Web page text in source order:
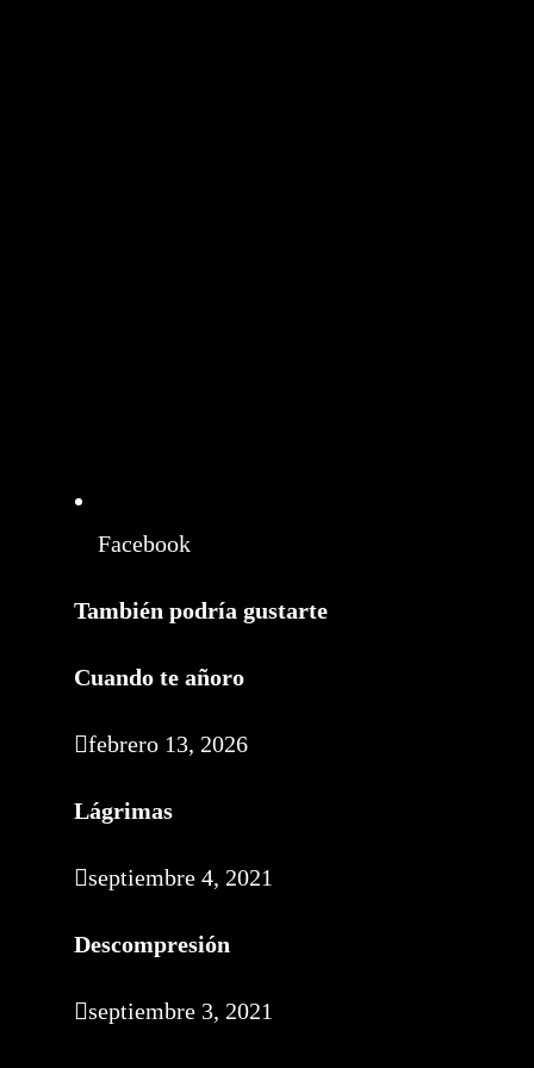
Facebook
También podría gustarte
Cuando te añoro
febrero 13, 2026
Lágrimas
septiembre 4, 2021
Descompresión
septiembre 3, 2021